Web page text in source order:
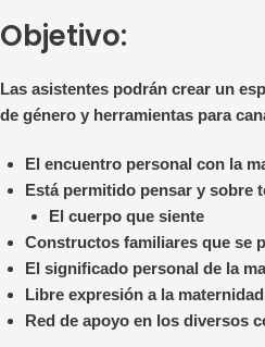
Objetivo:
Las asistentes podrán crear un
de género y herramientas para
El encuentro personal con la
Está permitido pensar y sobre
El cuerpo que siente
Constructos familiares que se
El significado personal de la
Libre expresión a la
Red de apoyo en los diversos